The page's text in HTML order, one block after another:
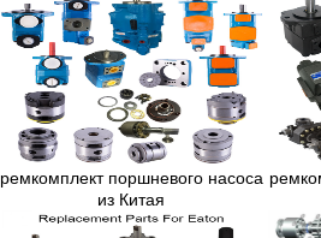
ремкомплект поршневого насоса
из Китая